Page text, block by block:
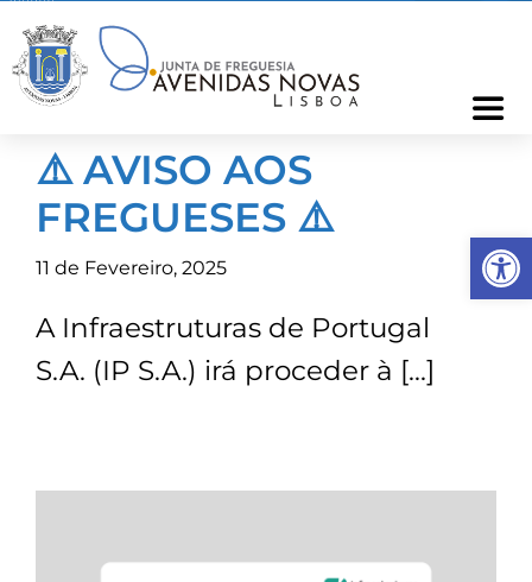
content
Freguesia
Informações
Ocorrências
Contactos
⚠️ AVISO AOS
FREGUESES ⚠️
11 de Fevereiro, 2025
A Infraestruturas de Portugal
S.A. (IP S.A.) irá proceder à […]